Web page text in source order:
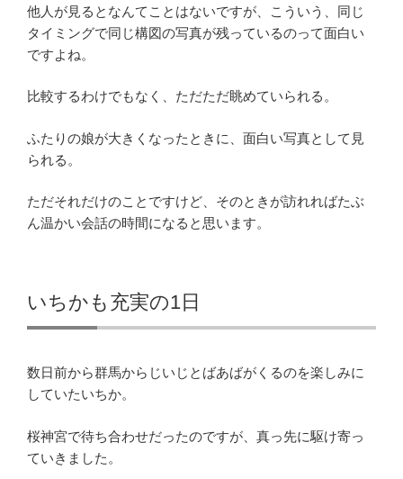
他人が見るとなんてことはないですが、こういう、同じ
タイミングで同じ構図の写真が残っているのって面白い
ですよね。
比較するわけでもなく、ただただ眺めていられる。
ふたりの娘が大きくなったときに、面白い写真として見
られる。
ただそれだけのことですけど、そのときが訪れればたぶ
ん温かい会話の時間になると思います。
いちかも充実の1日
数日前から群馬からじいじとばあばがくるのを楽しみに
していたいちか。
桜神宮で待ち合わせだったのですが、真っ先に駆け寄っ
ていきました。